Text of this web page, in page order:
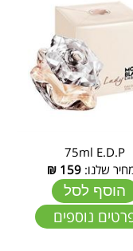
75ml E.D.P
שלנו:159
₪
הוסף לסל
נוספים